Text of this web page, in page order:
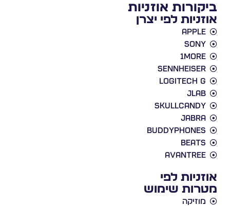
ביקורות אוזניות
אוזניות לפי יצרן
Apple
Sony
1More
Sennheiser
Logitech G
JLab
Skullcandy
Jabra
BuddyPhones
Beats
Avantree
אוזניות לפי
מטרות שימוש
מוזיקה